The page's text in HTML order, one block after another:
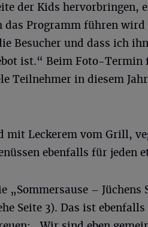
der Kids hervorbringen,
das Programm führen wird
Besucher und dass ich
ist.“ Beim Foto-Termin
Teilnehmer in diesem
Leckerem vom Grill,
ebenfalls für jeden
„Sommersause –
Seite 3). Das ist